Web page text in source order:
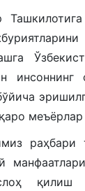
раҳбари
қилиш